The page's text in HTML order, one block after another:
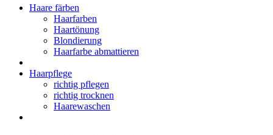
Haare färben
Haarfarben
Haartönung
Blondierung
Haarfarbe abmattieren
Haarpflege
richtig pflegen
richtig trocknen
Haarewaschen